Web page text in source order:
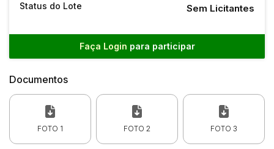
Status do Lote Sem Licitantes
Faça Login para participar
Documentos
FOTO 1 FOTO 2 FOTO 3